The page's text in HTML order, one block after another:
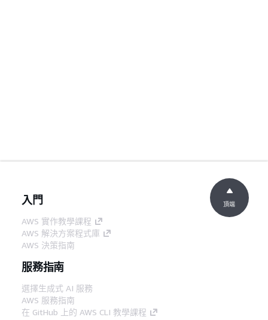
入門
AWS 實作教學課程
AWS 解決方案程式庫
AWS 決策指南
服務指南
選擇生成式 AI 服務
AWS 服務指南
在 GitHub 上的 AWS CLI 教學課程
頂端